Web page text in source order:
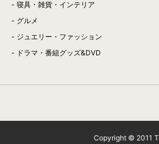
寝具・雑貨・インテリア
グルメ
ジュエリー・ファッション
ドラマ・番組グッズ&DVD
Copyright © 2011